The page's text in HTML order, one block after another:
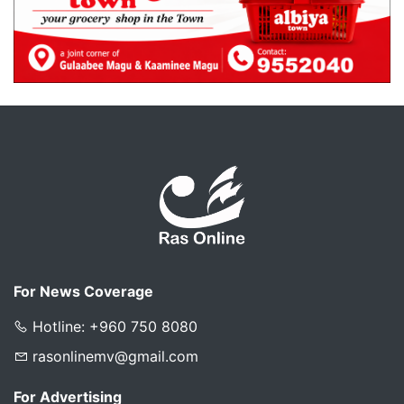
For News Coverage
Hotline: +960 750 8080
rasonlinemv@gmail.com
For Advertising